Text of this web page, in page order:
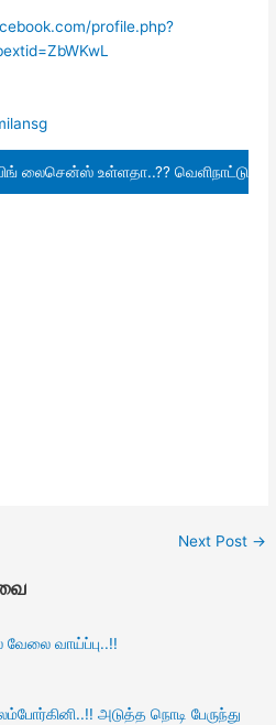
profile.php?
லைசென்ஸ் உள்ளதா..?? வெளிநாட்டு
Next Post →
வேலை வாய்ப்பு..!!
அடுத்த நொடி பேருந்து